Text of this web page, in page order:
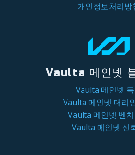
개인정보처리방
Vaulta 메인넷
Vaulta 메인넷
Vaulta 메인넷 대리
Vaulta 메인넷 벤
Vaulta 메인넷 신